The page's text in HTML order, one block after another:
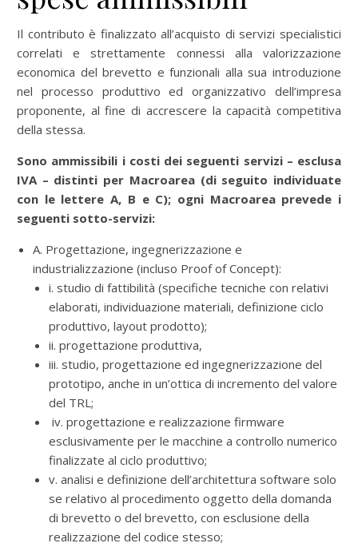
Il contributo è finalizzato all’acquisto di servizi specialistici
correlati e strettamente connessi alla valorizzazione
economica del brevetto e funzionali alla sua introduzione
nel processo produttivo ed organizzativo dell’impresa
proponente, al fine di accrescere la capacità competitiva
della stessa.
Sono ammissibili i costi dei seguenti servizi – esclusa
IVA – distinti per Macroarea (di seguito individuate
con le lettere A, B e C); ogni Macroarea prevede i
seguenti sotto-servizi:
A. Progettazione, ingegnerizzazione e
industrializzazione (incluso Proof of Concept):
i. studio di fattibilità (specifiche tecniche con relativi
elaborati, individuazione materiali, definizione ciclo
produttivo, layout prodotto);
ii. progettazione produttiva,
iii. studio, progettazione ed ingegnerizzazione del
prototipo, anche in un’ottica di incremento del valore
del TRL;
iv. progettazione e realizzazione firmware
esclusivamente per le macchine a controllo numerico
finalizzate al ciclo produttivo;
v. analisi e definizione dell’architettura software solo
se relativo al procedimento oggetto della domanda
di brevetto o del brevetto, con esclusione della
realizzazione del codice stesso;